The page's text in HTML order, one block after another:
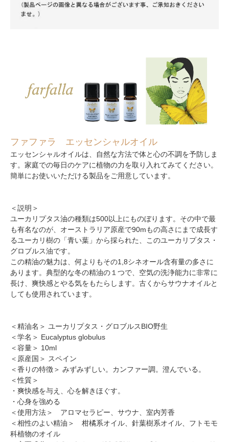
ファファラ エッセンシャルオイル
エッセンシャルオイルは、自然な方法で体と心の不調を予防しま
す。家庭での毎日のケアに植物の力を取り入れてみてください。
簡単にお使いいただける製品をご用意しています。
＜説明＞
ユーカリプタス油の種類は500以上にものぼります。その中で最
も有名なのが、オーストラリア原産で90mもの高さにまで成長す
るユーカリ樹の「青い葉」から採られた、このユーカリプタス・
グロブルス油です。
この精油の魅力は、何よりもその1,8シネオール含有量の多さに
あります。典型的な冬の精油の１つで、空気の洗浄能力に非常に
長け、爽快感とやる気をもたらします。古くからサウナオイルと
しても使用されています。
＜精油名＞ ユーカリプタス・グロブルスBIO野生
＜学名＞ Eucalyptus globulus
＜容量＞ 10ml
＜原産国＞ スペイン
＜香りの特徴＞ みずみずしい。カンファー調。澄んでいる。
＜性質＞
・爽快感を与え、心を解きほぐす。
・心身を強める
＜使用方法＞ アロマセラピー、サウナ、室内芳香
＜相性のよい精油＞ 柑橘系オイル、針葉樹系オイル、フトモモ
科植物のオイル